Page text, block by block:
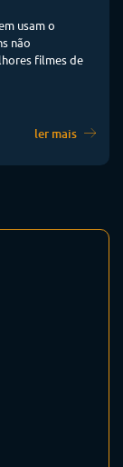
usam o
não
filmes de
ler mais